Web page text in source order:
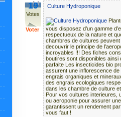
19
Votes
Voter
Culture Hydroponique
vous disposez d’un gamme
respectueux de la nature et
chambres de cultures
decouvrir le principe de
incroyables !!! Des fiches
boutires sont disponibles
parfaite Les insecticides bio
assurent une inflorescence
engrais organiques et
des engrais ecologiques
dans les chambre de culture
Pour vos cultures interieures,
ou aeroponie pour assurer
garantissent un rendement
vous faut !